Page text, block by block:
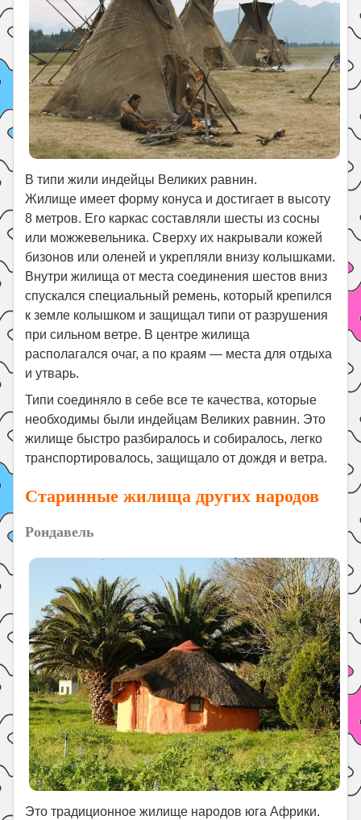
В типи жили индейцы Великих равнин.
Жилище имеет форму конуса и достигает в высоту
8 метров. Его каркас составляли шесты из сосны
или можжевельника. Сверху их накрывали кожей
бизонов или оленей и укрепляли внизу колышками.
Внутри жилища от места соединения шестов вниз
спускался специальный ремень, который крепился
к земле колышком и защищал типи от разрушения
при сильном ветре. В центре жилища
располагался очаг, а по краям — места для отдыха
и утварь.
Типи соединяло в себе все те качества, которые
необходимы были индейцам Великих равнин. Это
жилище быстро разбиралось и собиралось, легко
транспортировалось, защищало от дождя и ветра.
Старинные жилища других народов
Рондавель
Это традиционное жилище народов юга Африки.